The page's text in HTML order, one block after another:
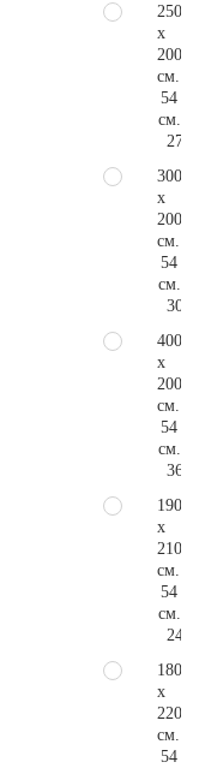
250
x
200
см.
54
см.
300
x
200
см.
54
см.
400
x
200
см.
54
см.
190
x
210
см.
54
см.
180
x
220
см.
54